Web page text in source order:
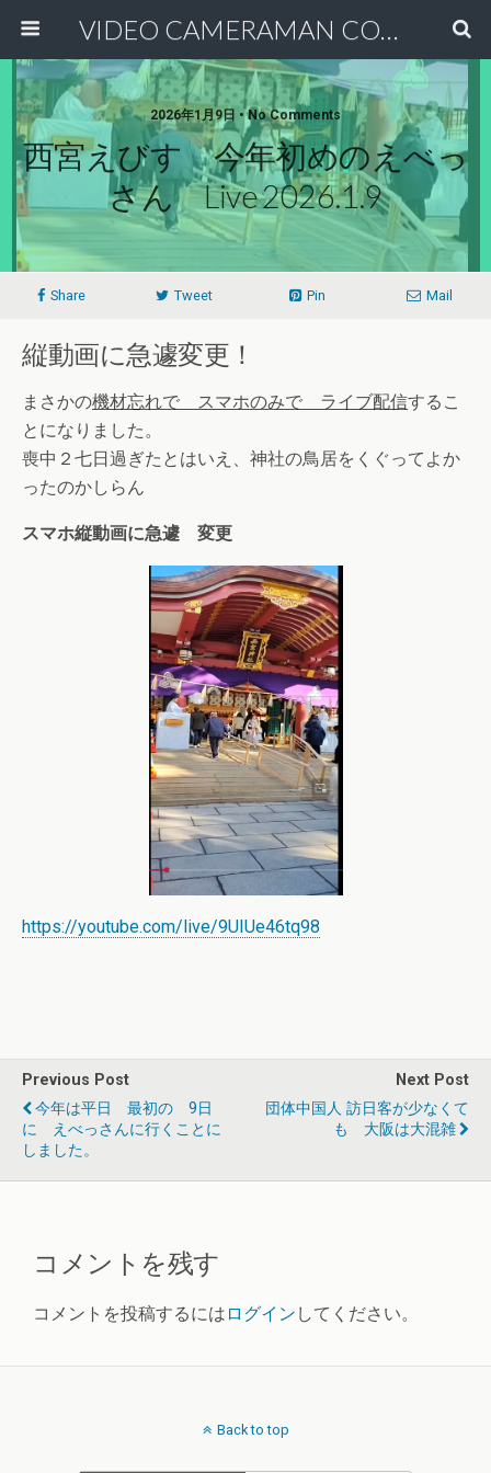
VIDEO CAMERAMAN COMMUNITY
2026年1月9日 • No Comments
西宮えびす 今年初めのえべっ
さん Live 2026.1.9
Share Tweet Pin Mail
縦動画に急遽変更！
まさかの機材忘れで スマホのみで ライブ配信するこ
とになりました。
喪中２七日過ぎたとはいえ、神社の鳥居をくぐってよか
ったのかしらん
スマホ縦動画に急遽 変更
https://youtube.com/live/9UIUe46tq98
Previous Post
今年は平日 最初の 9日
に えべっさんに行くことに
しました。
Next Post
団体中国人 訪日客が少なくて
も 大阪は大混雑
コメントを残す
コメントを投稿するには ログイン してください。
Back to top